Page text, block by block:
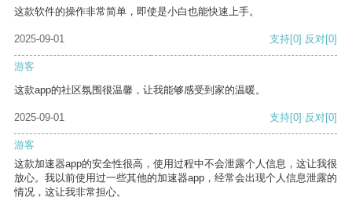
这款软件的操作非常简单，即使是小白也能快速上手。
2025-09-01 支持[0] 反对[0]
游客
这款app的社区氛围很温馨，让我能够感受到家的温暖。
2025-09-01 支持[0] 反对[0]
游客
这款加速器app的安全性很高，使用过程中不会泄露个人信息，这让我很
放心。我以前使用过一些其他的加速器app，经常会出现个人信息泄露的
情况，这让我非常担心。